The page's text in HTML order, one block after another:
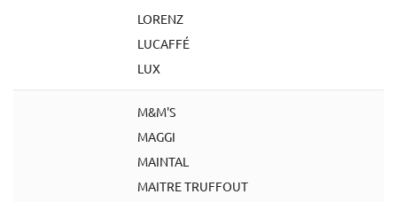
LORENZ
LUCAFFÉ
LUX
M&M'S
MAGGI
MAINTAL
MAITRE TRUFFOUT